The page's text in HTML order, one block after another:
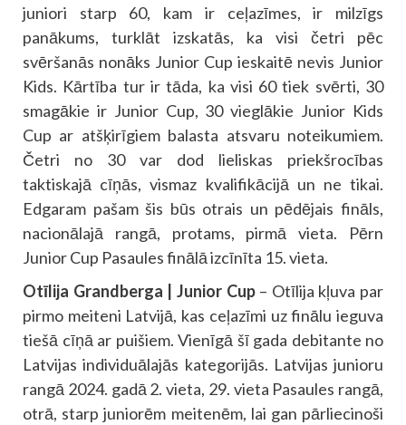
juniori starp 60, kam ir ceļazīmes, ir milzīgs
panākums, turklāt izskatās, ka visi četri pēc
svēršanās nonāks Junior Cup ieskaitē nevis Junior
Kids. Kārtība tur ir tāda, ka visi 60 tiek svērti, 30
smagākie ir Junior Cup, 30 vieglākie Junior Kids
Cup ar atšķirīgiem balasta atsvaru noteikumiem.
Četri no 30 var dod lieliskas priekšrocības
taktiskajā cīņās, vismaz kvalifikācijā un ne tikai.
Edgaram pašam šis būs otrais un pēdējais fināls,
nacionālajā rangā, protams, pirmā vieta. Pērn
Junior Cup Pasaules finālā izcīnīta 15. vieta.
Otīlija Grandberga | Junior Cup– Otīlija kļuva par
pirmo meiteni Latvijā, kas ceļazīmi uz finālu ieguva
tiešā cīņā ar puišiem. Vienīgā šī gada debitante no
Latvijas individuālajās kategorijās. Latvijas junioru
rangā 2024. gadā 2. vieta, 29. vieta Pasaules rangā,
otrā, starp juniorēm meitenēm, lai gan pārliecinoši